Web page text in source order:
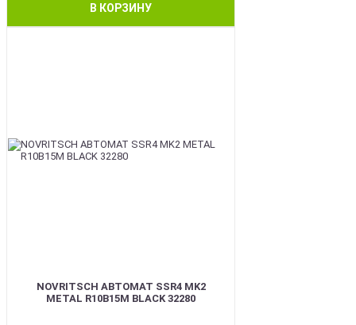
В КОРЗИНУ
NOVRITSCH АВТОМАТ SSR4 MK2
METAL R10B15M BLACK 32280